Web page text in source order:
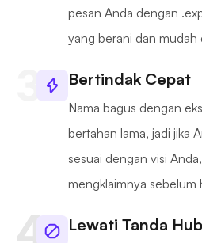
pesan Anda dengan
yang berani dan mudah
Bertindak Cepat
Nama bagus dengan
bertahan lama, jadi jika
sesuai dengan visi
mengklaimnya sebelum
Lewati Tanda